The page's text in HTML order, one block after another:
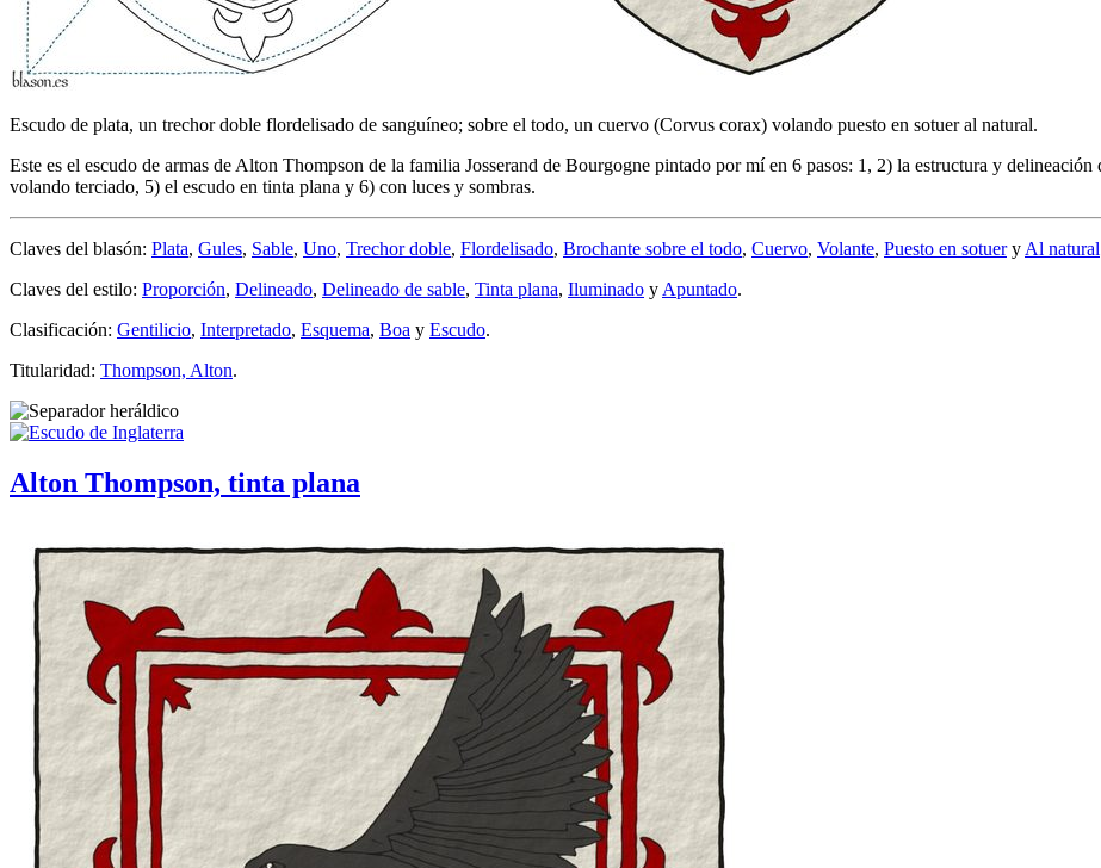
Escudo de plata, un trechor doble flordelisado de sanguíneo; sobre el todo, un cuervo (Corvus corax) volando puesto en sotuer al natural.
Este es el escudo de armas de Alton Thompson de la familia Josserand de Bourgogne pintado por mí en 6 pasos: 1, 2) la estructura y
volando terciado, 5) el escudo en tinta plana y 6) con luces y sombras.
Claves del blasón: Plata, Gules, Sable, Uno, Trechor doble, Flordelisado, Brochante sobre el todo, Cuervo, Volante, Puesto en sotuery Al natural
Claves del estilo: Proporción, Delineado, Delineado de sable, Tinta plana, Iluminado y Apuntado.
Clasificación: Gentilicio, Interpretado, Esquema, Boa y Escudo.
Titularidad: Thompson, Alton.
Alton Thompson, tinta plana